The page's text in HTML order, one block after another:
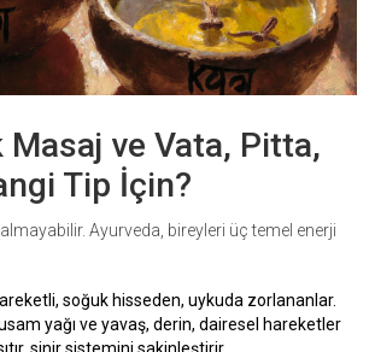
ve Vata, Pitta,
Tip İçin?
Ayurveda, bireyleri üç temel enerji
soğuk hisseden, uykuda zorlananlar.
yağı ve yavaş, derin, dairesel hareketler